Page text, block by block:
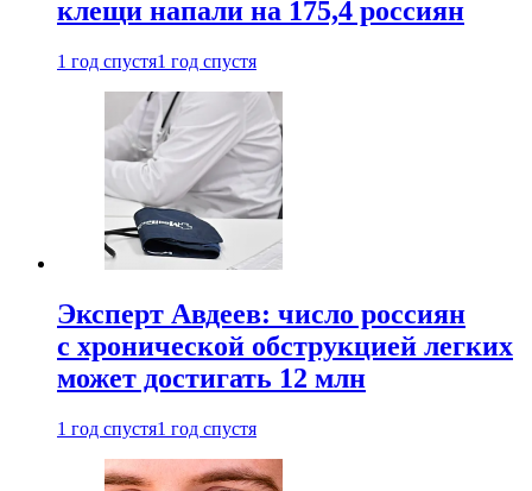
клещи напали на 175,4 россиян
1 год спустя1 год спустя
Эксперт Авдеев: число россиян
с хронической обструкцией легких
может достигать 12 млн
1 год спустя1 год спустя